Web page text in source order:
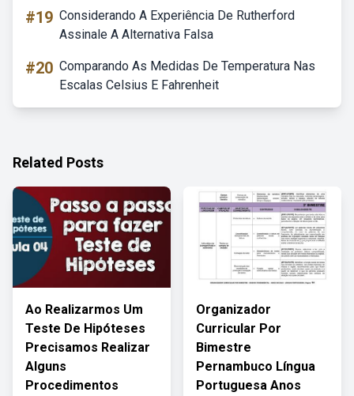
#19 Considerando A Experiência De Rutherford
Assinale A Alternativa Falsa
#20 Comparando As Medidas De Temperatura Nas
Escalas Celsius E Fahrenheit
Related Posts
Ao Realizarmos Um
Teste De Hipóteses
Precisamos Realizar
Alguns
Procedimentos
Organizador
Curricular Por
Bimestre
Pernambuco Língua
Portuguesa Anos